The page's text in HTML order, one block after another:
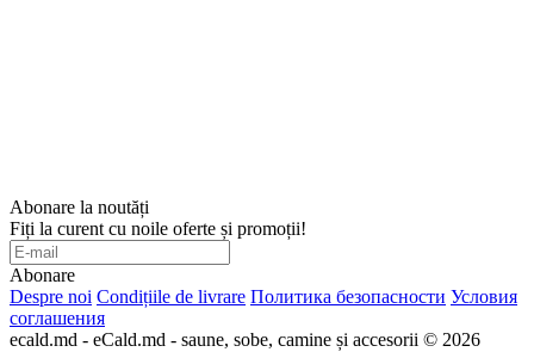
Abonare la noutăți
Fiți la curent cu noile oferte și promoții!
Abonare
Despre noi Condițiile de livrare Политика безопасности Условия
соглашения
ecald.md - eCald.md - saune, sobe, camine și accesorii © 2026